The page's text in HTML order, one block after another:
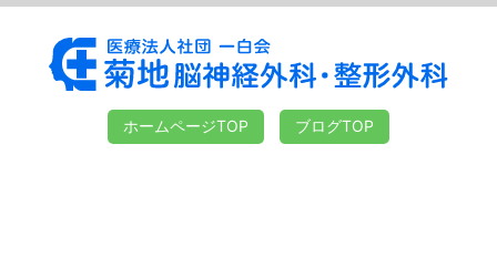
ホームページTOP ブログTOP